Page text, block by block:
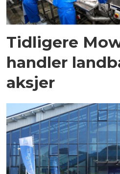
Tidligere
handler
aksjer